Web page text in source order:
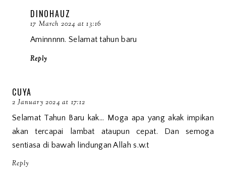
DINOHAUZ
17 March 2024 at 13:16
Aminnnnn. Selamat tahun baru
Reply
CUYA
2 January 2024 at 17:12
Selamat Tahun Baru kak... Moga apa yang akak impikan
akan tercapai lambat ataupun cepat. Dan semoga
sentiasa di bawah lindungan Allah s.w.t
Reply